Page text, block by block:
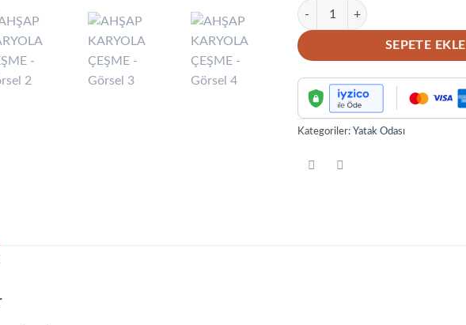
AHŞAP KARYOLA ÇEŞME adet
SEPETE EKLE
Kategoriler: Yatak Odası